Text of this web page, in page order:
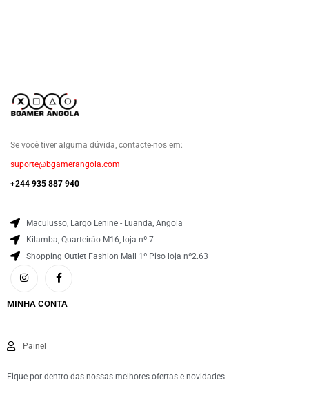
Se você tiver alguma dúvida, contacte-nos em:
suporte@bgamerangola.com
+244 935 887 940
Maculusso, Largo Lenine - Luanda, Angola
Kilamba, Quarteirão M16, loja nº 7
Shopping Outlet Fashion Mall 1º Piso loja nº2.63
MINHA CONTA
Painel
Fique por dentro das nossas melhores ofertas e novidades.